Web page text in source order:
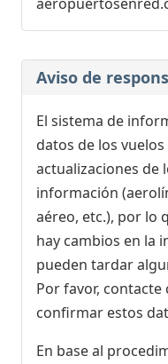
Aviso de
El sistema de
datos de los
actualizaciones de
información
aéreo, etc.), por lo
hay cambios en la
pueden tardar
Por favor,
confirmar estos
En base al